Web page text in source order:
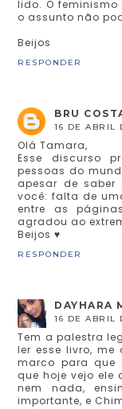
lido. O
o assunto não
Beijos
RESPONDER
BRU
16 DE ABRIL
Olá Tamara,
Esse discurso
pessoas do
apesar de
você: falta de
entre as
agradou ao
Beijos ♥
RESPONDER
DAYHARA
16 DE ABRIL
Tem a palestra
ler esse livro,
marco para que
que hoje vejo ele
nem nada,
importante, e